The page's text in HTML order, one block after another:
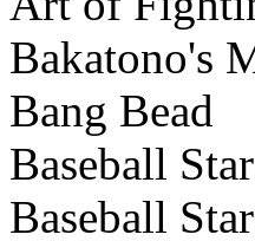
Bakatono's
Bang Bead
Baseball
Baseball